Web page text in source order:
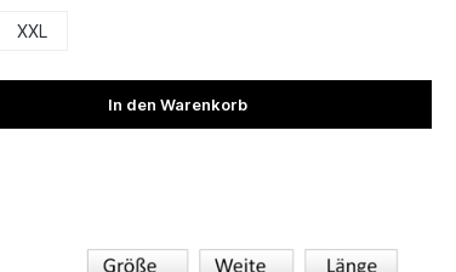
XXL
In den Warenkorb